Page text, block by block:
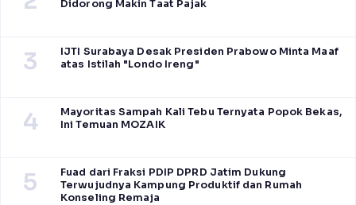
Didorong Makin Taat Pajak
3
IJTI Surabaya Desak Presiden Prabowo Minta Maaf
atas Istilah "Londo Ireng"
4
Mayoritas Sampah Kali Tebu Ternyata Popok Bekas,
Ini Temuan MOZAIK
5
Fuad dari Fraksi PDIP DPRD Jatim Dukung
Terwujudnya Kampung Produktif dan Rumah
Konseling Remaja